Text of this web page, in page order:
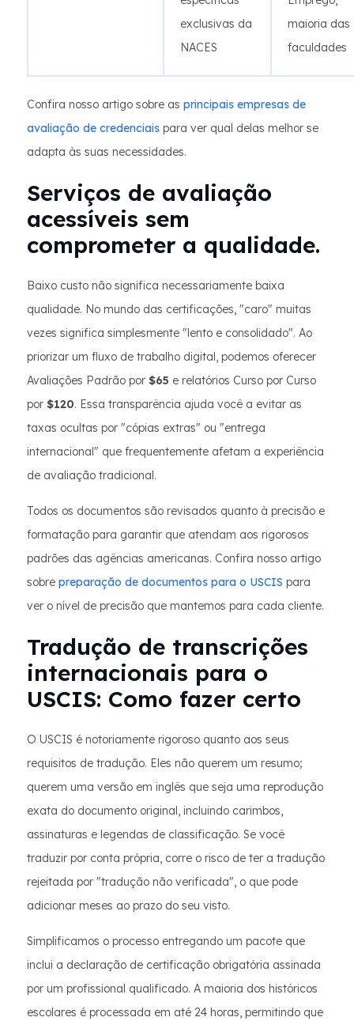
exclusivas da
NACES
maioria das
faculdades
Confira nosso artigo sobre as principais empresas de
avaliação de credenciais para ver qual delas melhor se
adapta às suas necessidades.
Serviços de avaliação
acessíveis sem
comprometer a qualidade.
Baixo custo não significa necessariamente baixa
qualidade. No mundo das certificações, "caro" muitas
vezes significa simplesmente "lento e consolidado". Ao
priorizar um fluxo de trabalho digital, podemos oferecer
Avaliações Padrão por $65 e relatórios Curso por Curso
por $120. Essa transparência ajuda você a evitar as
taxas ocultas por "cópias extras" ou "entrega
internacional" que frequentemente afetam a experiência
de avaliação tradicional.
Todos os documentos são revisados ​​quanto à precisão e
formatação para garantir que atendam aos rigorosos
padrões das agências americanas. Confira nosso artigo
sobre preparação de documentos para o USCIS para
ver o nível de precisão que mantemos para cada cliente.
Tradução de transcrições
internacionais para o
USCIS: Como fazer certo
O USCIS é notoriamente rigoroso quanto aos seus
requisitos de tradução. Eles não querem um resumo;
querem uma versão em inglês que seja uma reprodução
exata do documento original, incluindo carimbos,
assinaturas e legendas de classificação. Se você
traduzir por conta própria, corre o risco de ter a tradução
rejeitada por "tradução não verificada", o que pode
adicionar meses ao prazo do seu visto.
Simplificamos o processo entregando um pacote que
inclui a declaração de certificação obrigatória assinada
por um profissional qualificado. A maioria dos históricos
escolares é processada em até 24 horas, permitindo que